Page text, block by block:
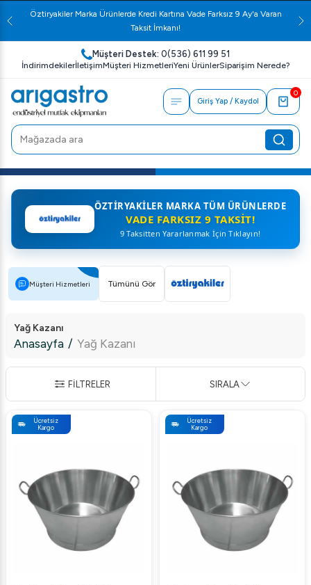
Öztiryakiler Marka Ürünlerde Kredi Kartına Vade Farksız 9 Ay'a Varan
Taksit İmkanı!
Müşteri Destek: 0(536) 611 99 51
İndirimdekilerİletişimMüşteri HizmetleriYeni ÜrünlerSiparişim Nerede?
Giriş Yap / Kaydol
0
ÖZTIRYAKILER MARKA TÜM ÜRÜNLERDE
VADE FARKSIZ 9 TAKSIT!
9 Taksitten Yararlanmak İçin Tıklayın!
Müşteri Hizmetleri Tümünü Gör
Yağ Kazanı
Anasayfa / Yağ Kazanı
FİLTRELER SIRALA
Ücretsiz
Kargo
Ücretsiz
Kargo